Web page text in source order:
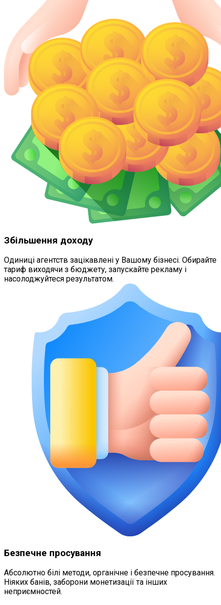
Збільшення доходу
Одиниці агентств зацікавлені у Вашому бізнесі. Обирайте
тариф виходячи з бюджету, запускайте рекламу і
насолоджуйтеся результатом.
Безпечне просування
Абсолютно білі методи, органічне і безпечне просування.
Ніяких банів, заборони монетизації та інших
неприємностей.